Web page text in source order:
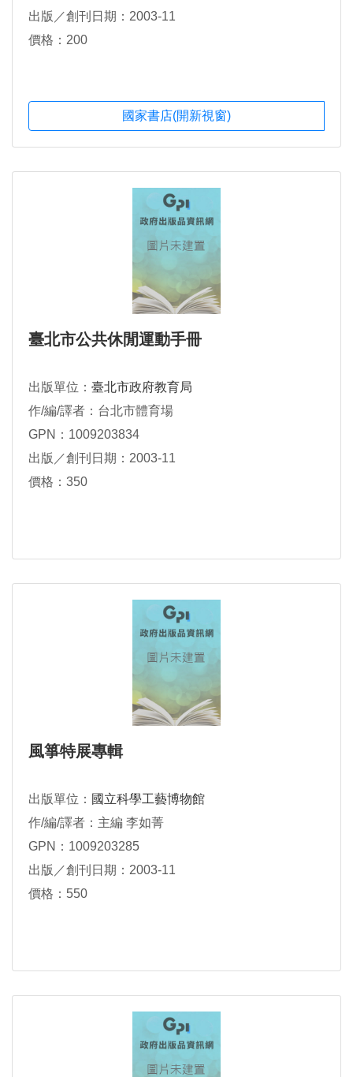
出版／創刊日期：2003-11
價格：200
國家書店(開新視窗)
臺北市公共休閒運動手冊
出版單位： 臺北市政府教育局
作/編/譯者：台北市體育場
GPN：1009203834
出版／創刊日期：2003-11
價格：350
風箏特展專輯
出版單位： 國立科學工藝博物館
作/編/譯者：主編 李如菁
GPN：1009203285
出版／創刊日期：2003-11
價格：550